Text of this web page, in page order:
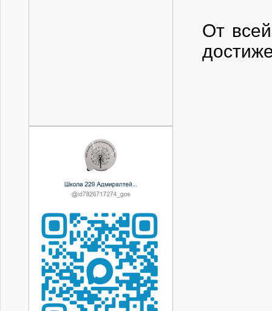
От